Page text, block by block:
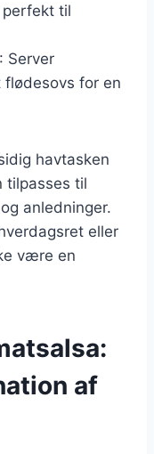
til
: Server
flødesovs for en
havtasken
tilpasses til
anledninger.
eller
være en
af